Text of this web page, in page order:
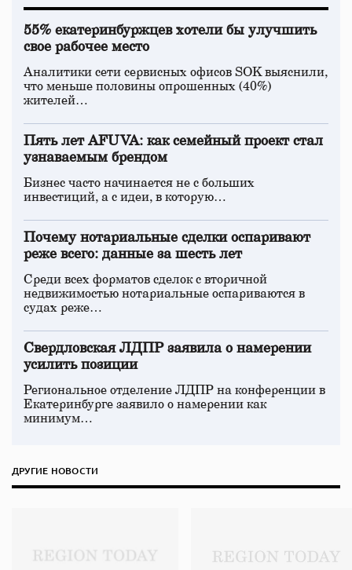
55% екатеринбуржцев хотели бы улучшить
свое рабочее место
Аналитики сети сервисных офисов SOK выяснили,
что меньше половины опрошенных (40%)
жителей…
Пять лет AFUVA: как семейный проект стал
узнаваемым брендом
Бизнес часто начинается не с больших
инвестиций, а с идеи, в которую…
Почему нотариальные сделки оспаривают
реже всего: данные за шесть лет
Среди всех форматов сделок с вторичной
недвижимостью нотариальные оспариваются в
судах реже…
Свердловская ЛДПР заявила о намерении
усилить позиции
Региональное отделение ЛДПР на конференции в
Екатеринбурге заявило о намерении как
минимум…
ДРУГИЕ НОВОСТИ